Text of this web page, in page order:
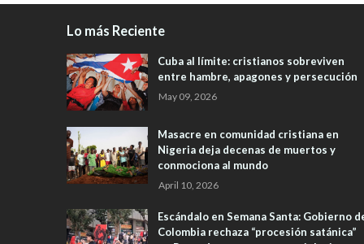
Lo más Reciente
Cuba al límite: cristianos sobreviven
entre hambre, apagones y persecución
May 09, 2026
Masacre en comunidad cristiana en
Nigeria deja decenas de muertos y
conmociona al mundo
April 10, 2026
Escándalo en Semana Santa: Gobierno
Colombia rechaza “procesión satánica”